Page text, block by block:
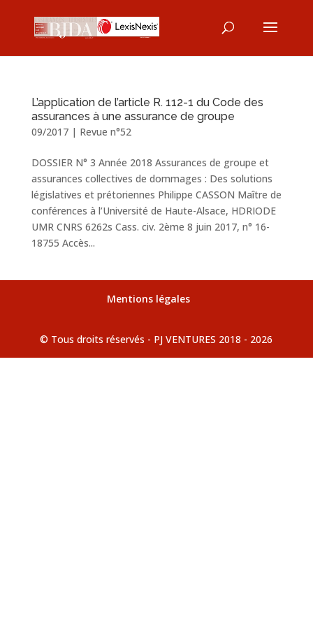
L’application de l’article R. 112-1 du Code des
assurances à une assurance de groupe
09/2017| Revue n°52
DOSSIER N° 3 Année 2018 Assurances de groupe et
assurances collectives de dommages : Des solutions
législatives et prétoriennes Philippe CASSON Maître de
conférences à l’Université de Haute-Alsace, HDRIODE
UMR CNRS 6262s Cass. civ. 2ème 8 juin 2017, n° 16-
18755 Accès...
Mentions légales
© Tous droits réservés - PJ VENTURES 2018 - 2026